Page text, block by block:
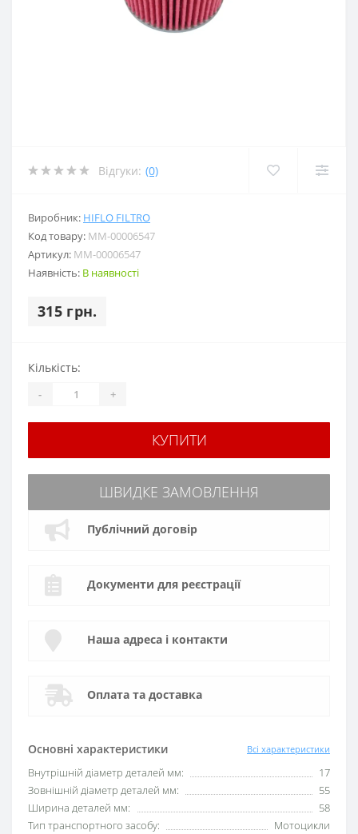
Відгуки: (0)
Виробник: HIFLO FILTRO
Код товару: MM-00006547
Артикул: MM-00006547
Наявність: В наявності
315 грн.
Основні характеристики Всі характеристики
Внутрішній діаметр деталей мм:
17
Зовнішній діаметр деталей мм:
55
Ширина деталей мм:
58
Тип транспортного засобу:
Мотоцикли
Кількість:
- +
КУПИТИ
ШВИДКЕ ЗАМОВЛЕННЯ
Публічний договір
Документи для реєстрації
Наша адреса і контакти
Оплата та доставка